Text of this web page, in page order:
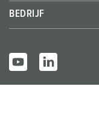
BEDRIJF